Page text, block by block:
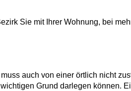
Sie mit Ihrer Wohnung, bei
auch von einer örtlich nicht
Grund darlegen können.